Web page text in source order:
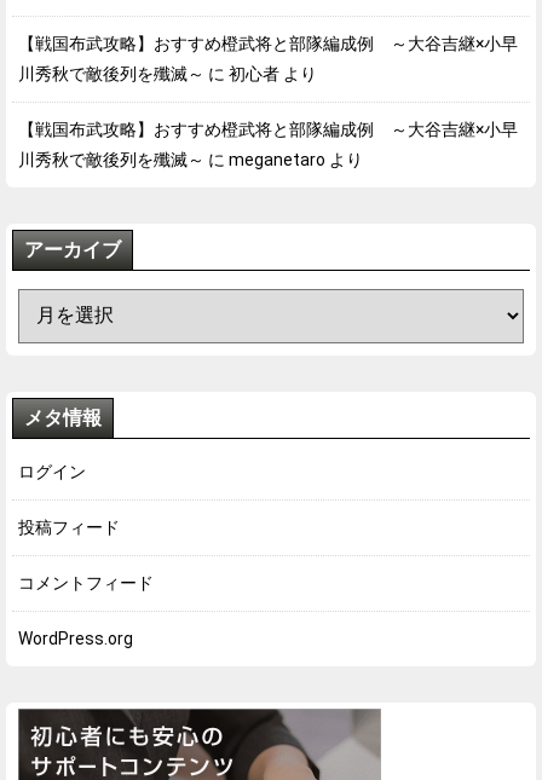
【戦国布武攻略】おすすめ橙武将と部隊編成例 ～大谷吉継×小早
川秀秋で敵後列を殲滅～ に 初心者 より
【戦国布武攻略】おすすめ橙武将と部隊編成例 ～大谷吉継×小早
川秀秋で敵後列を殲滅～ に meganetaro より
アーカイブ
メタ情報
ログイン
投稿フィード
コメントフィード
WordPress.org